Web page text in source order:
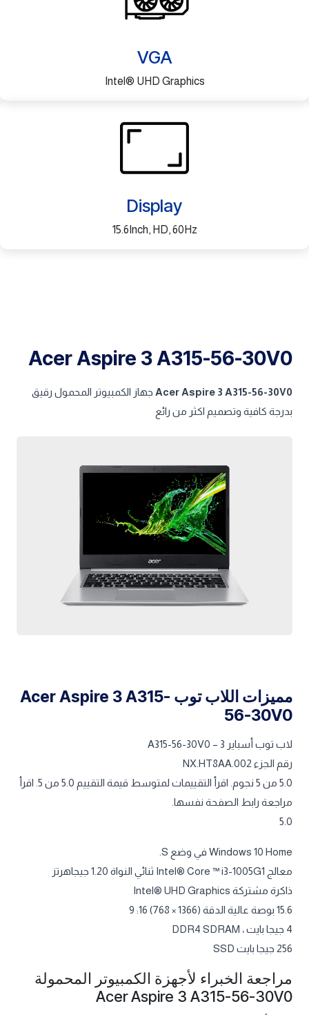
VGA
Intel® UHD Graphics
Display
15.6Inch, HD, 60Hz
Acer Aspire 3 A315-56-30V0
Acer Aspire 3 A315-56-30V0 جهاز الكمبيوتر المحمول رقيق
بدرجة كافية وتصميم اكثر من رائع
مميزات اللاب توب Acer Aspire 3 A315-
56-30V0
لاب توب أسباير 3 – A315-56-30V0
رقم الجزء NX.HT8AA.002
5.0 من 5 نجوم. اقرأ التقييمات لمتوسط قيمة التقييم 5.0 من 5. اقرأ
مراجعة رابط الصفحة نفسها.
5.0
Windows 10 Home في وضع S.
معالج Intel® Core ™ i3-1005G1 ثنائي النواة 1.20 جيجاهرتز
ذاكرة مشتركة Intel® UHD Graphics
15.6 بوصة عالية الدقة (1366 × 768) 16: 9
4 جيجا بايت ، DDR4 SDRAM
256 جيجا بايت SSD
مراجعة الخبراء لأجهزة الكمبيوتر المحمولة
Acer Aspire 3 A315-56-30V0